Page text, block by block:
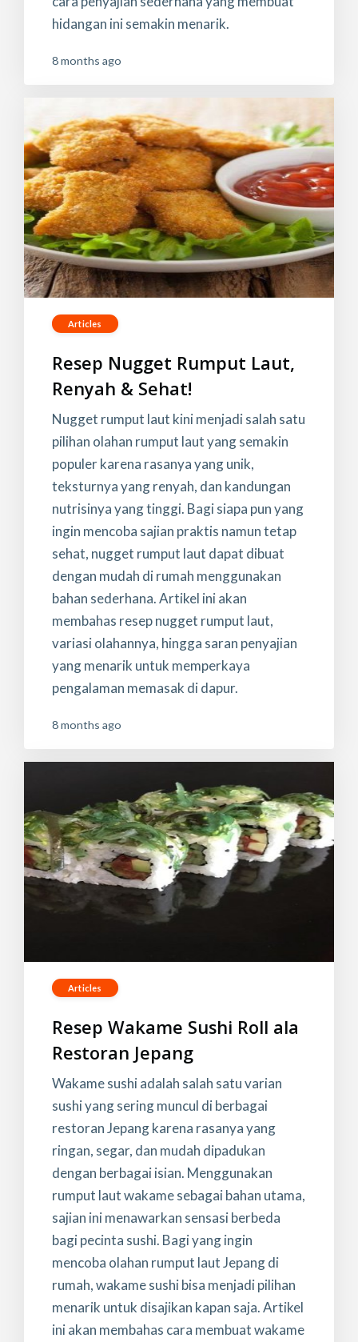
hidangan ini semakin menarik.
8 months ago
Articles
Resep Nugget Rumput Laut,
Renyah & Sehat!
Nugget rumput laut kini menjadi salah satu
pilihan olahan rumput laut yang semakin
populer karena rasanya yang unik,
teksturnya yang renyah, dan kandungan
nutrisinya yang tinggi. Bagi siapa pun yang
ingin mencoba sajian praktis namun tetap
sehat, nugget rumput laut dapat dibuat
dengan mudah di rumah menggunakan
bahan sederhana. Artikel ini akan
membahas resep nugget rumput laut,
variasi olahannya, hingga saran penyajian
yang menarik untuk memperkaya
pengalaman memasak di dapur.
8 months ago
Articles
Resep Wakame Sushi Roll ala
Restoran Jepang
Wakame sushi adalah salah satu varian
sushi yang sering muncul di berbagai
restoran Jepang karena rasanya yang
ringan, segar, dan mudah dipadukan
dengan berbagai isian. Menggunakan
rumput laut wakame sebagai bahan utama,
sajian ini menawarkan sensasi berbeda
bagi pecinta sushi. Bagi yang ingin
mencoba olahan rumput laut Jepang di
rumah, wakame sushi bisa menjadi pilihan
menarik untuk disajikan kapan saja. Artikel
ini akan membahas cara membuat wakame